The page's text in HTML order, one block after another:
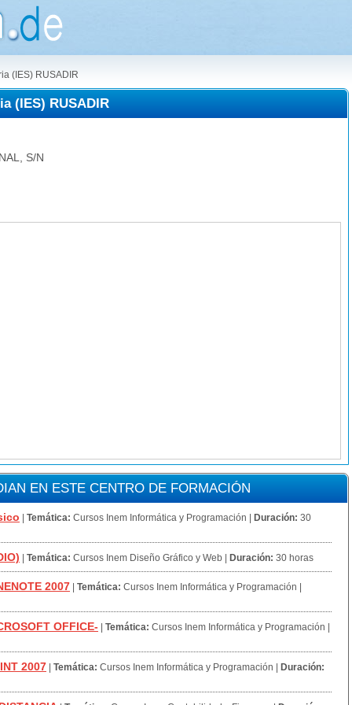
(IES) RUSADIR
(IES) RUSADIR
S/N
EN ESTE CENTRO DE FORMACIÓN
Temática: Cursos Inem Informática y Programación Duración: 30
Temática: Cursos Inem Diseño Gráfico y Web Duración: 30 horas
2007 Temática: Cursos Inem Informática y Programación
OFFICE- Temática: Cursos Inem Informática y Programación
2007 Temática: Cursos Inem Informática y Programación Duración: